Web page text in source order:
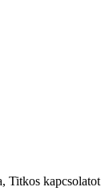
Titkos kapcsolatot